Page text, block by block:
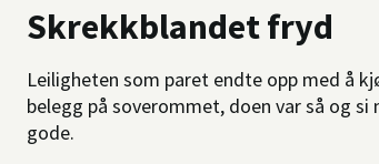
Skrekkblandet fryd
Leiligheten som paret endte opp med å
belegg på soverommet, doen var så og
gode.